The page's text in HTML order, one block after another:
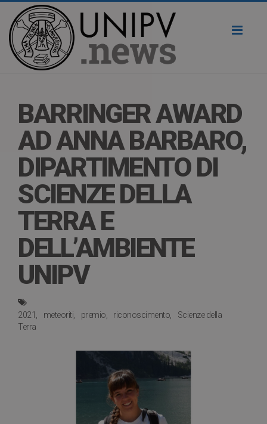
BARRINGER AWARD
AD ANNA BARBARO,
DIPARTIMENTO DI
SCIENZE DELLA
TERRA E
DELL’AMBIENTE
UNIPV
2021 meteoriti premio riconoscimento
Scienze della
Terra